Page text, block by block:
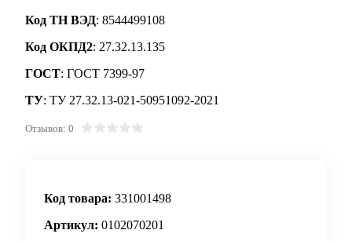
Код ТН ВЭД: 8544499108
Код ОКПД2: 27.32.13.135
ГОСТ: ГОСТ 7399-97
ТУ: ТУ 27.32.13-021-50951092-2021
Отзывов: 0
Код товара: 331001498
Артикул: 0102070201